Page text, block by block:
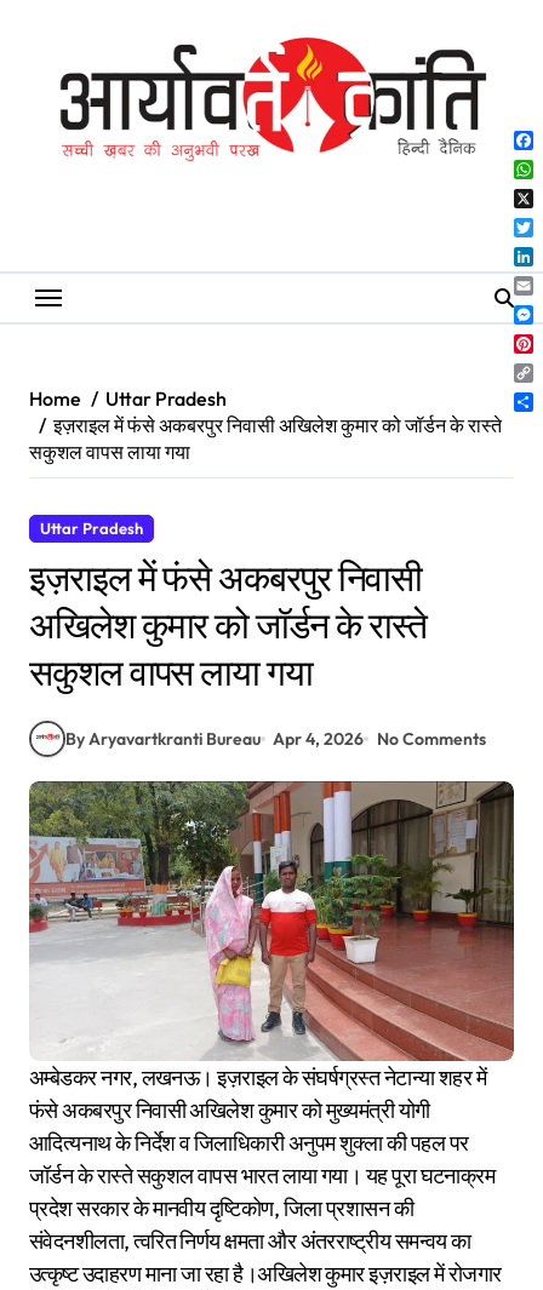
Home
Uttar Pradesh
इज़राइल में फंसे अकबरपुर निवासी अखिलेश कुमार को जॉर्डन के रास्ते
सकुशल वापस लाया गया
Uttar Pradesh
इज़राइल में फंसे अकबरपुर निवासी
अखिलेश कुमार को जॉर्डन के रास्ते
सकुशल वापस लाया गया
By Aryavartkranti Bureau Apr 4, 2026 No Comments
अम्बेडकर नगर, लखनऊ। इज़राइल के संघर्षग्रस्त नेटान्या शहर में
फंसे अकबरपुर निवासी अखिलेश कुमार को मुख्यमंत्री योगी
आदित्यनाथ के निर्देश व जिलाधिकारी अनुपम शुक्ला की पहल पर
जॉर्डन के रास्ते सकुशल वापस भारत लाया गया। यह पूरा घटनाक्रम
प्रदेश सरकार के मानवीय दृष्टिकोण, जिला प्रशासन की
संवेदनशीलता, त्वरित निर्णय क्षमता और अंतरराष्ट्रीय समन्वय का
उत्कृष्ट उदाहरण माना जा रहा है।अखिलेश कुमार इज़राइल में रोजगार
X